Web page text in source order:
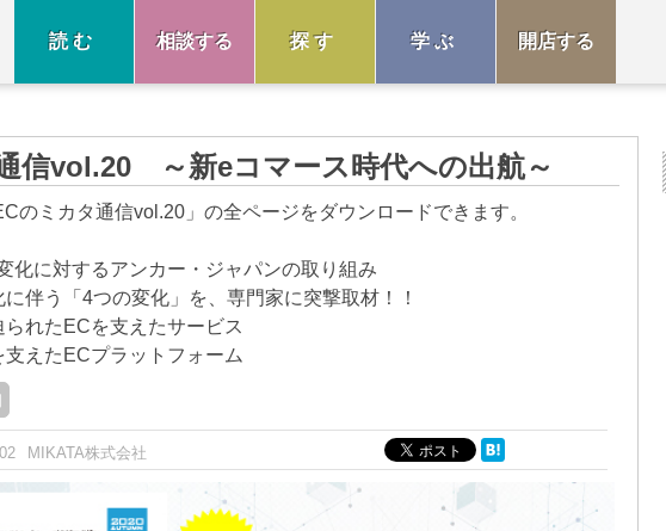
読む 相談する 探す 学ぶ 開店する
信vol.20 ～新eコマース時代への出航～
のミカタ通信vol.20」の全ページをダウンロードできます。
化に対するアンカー・ジャパンの取り組み
伴う「4つの変化」を、専門家に突撃取材！！
れたECを支えたサービス
えたECプラットフォーム
MIKATA株式会社